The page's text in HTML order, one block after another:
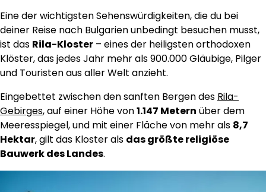
Eine der wichtigsten Sehenswürdigkeiten, die du bei
deiner Reise nach Bulgarien unbedingt besuchen musst,
ist das Rila-Kloster – eines der heiligsten orthodoxen
Klöster, das jedes Jahr mehr als 900.000 Gläubige, Pilger
und Touristen aus aller Welt anzieht.
Eingebettet zwischen den sanften Bergen des Rila-
Gebirges, auf einer Höhe von1.147 Metern über dem
Meeresspiegel, und mit einer Fläche von mehr als 8,7
Hektar, gilt das Kloster als das größte religiöse
Bauwerk des Landes.